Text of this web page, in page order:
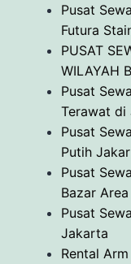
Pusat
Futura
PUSAT
WILAYAH
Pusat
Terawat di
Pusat
Putih
Pusat
Bazar
Pusat
Jakarta
Rental